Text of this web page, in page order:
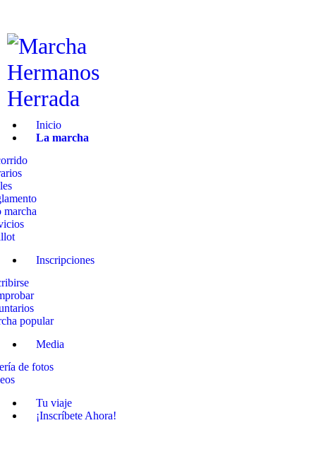
Inicio
La marcha
marcha
Inscripciones
popular
Media
de fotos
Tu viaje
¡Inscríbete Ahora!
La marcha
Inscripciones
Media
Tu viaje
¡Inscríbete Ahora!